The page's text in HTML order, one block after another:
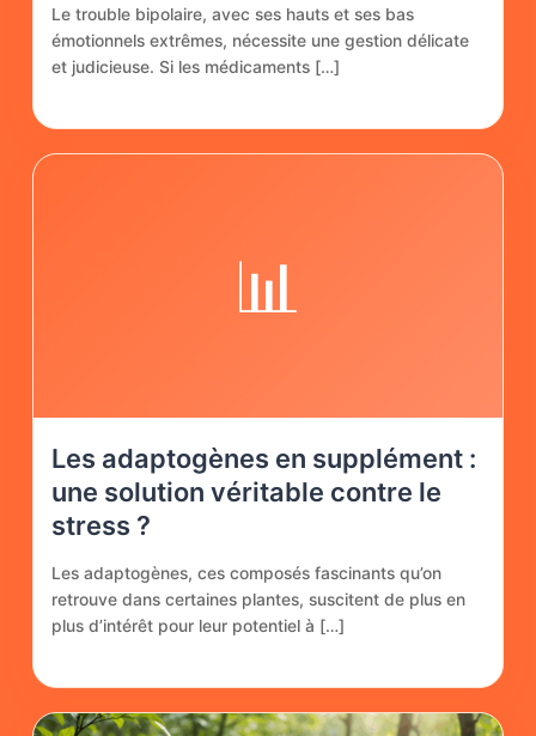
Le trouble bipolaire, avec ses hauts et ses bas
émotionnels extrêmes, nécessite une gestion délicate
et judicieuse. Si les médicaments […]
📊
Les adaptogènes en supplément :
une solution véritable contre le
stress ?
Les adaptogènes, ces composés fascinants qu’on
retrouve dans certaines plantes, suscitent de plus en
plus d’intérêt pour leur potentiel à […]